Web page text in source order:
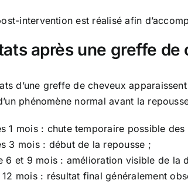
intervention est réalisé afin
après une greffe de
d’une greffe de cheveux
phénomène normal avant la
1 mois : chute temporaire possible
3 mois : début de la repousse ;
6 et 9 mois : amélioration visible de la
12 mois : résultat final généralement